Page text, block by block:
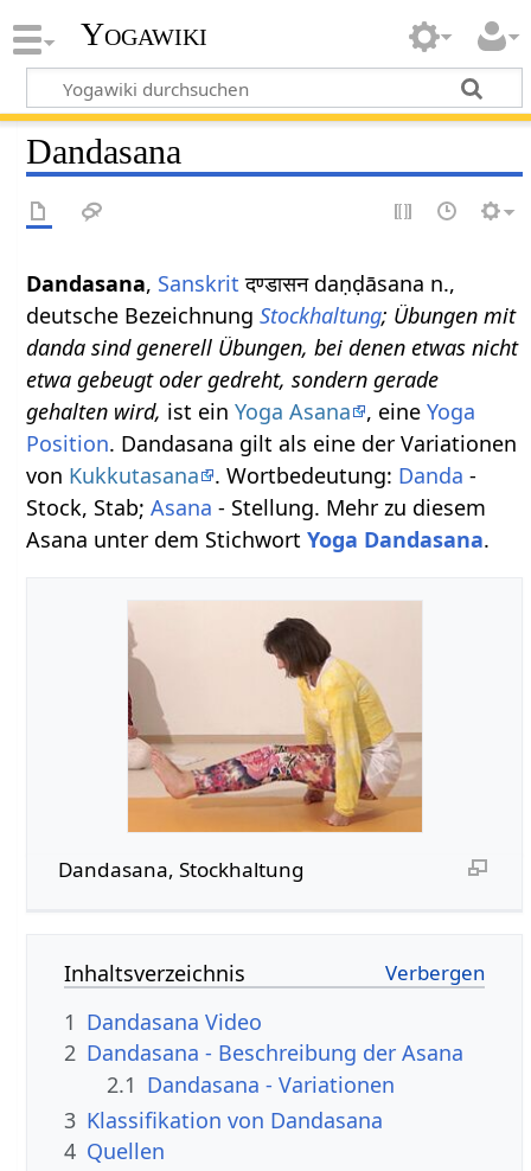
Yogawiki
Dandasana
Dandasana, Sanskrit दण्डासन daṇḍāsana n.,
deutsche BezeichnungStockhaltung; Übungen mit
danda sind generell Übungen, bei denen etwas nicht
etwa gebeugt oder gedreht, sondern gerade
gehalten wird, ist einYoga Asana , eineYoga
Position. Dandasana gilt als eine der Variationen
von Kukkutasana . Wortbedeutung: Danda -
Stock, Stab;Asana - Stellung. Mehr zu diesem
Asana unter dem StichwortYoga Dandasana.
Dandasana, Stockhaltung
Inhaltsverzeichnis
1 Dandasana Video
2 Dandasana - Beschreibung der Asana
2.1 Dandasana - Variationen
3 Klassifikation von Dandasana
4 Quellen